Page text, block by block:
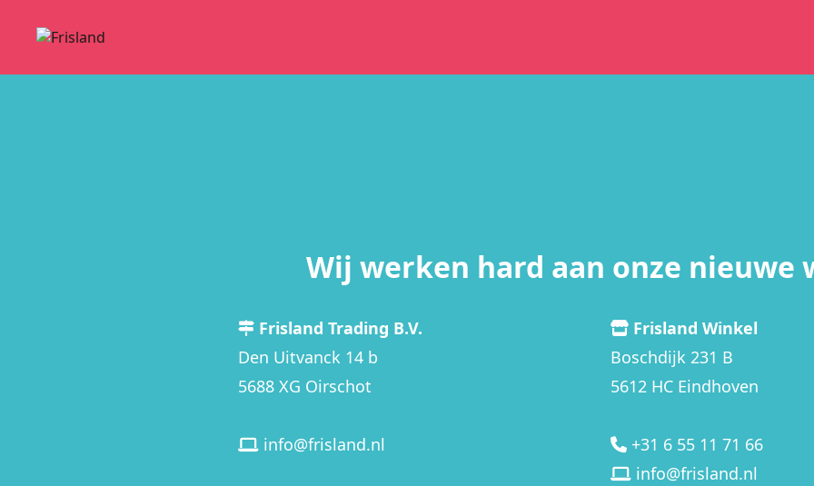
Wij werken hard aan onze nieuwe
Frisland Trading B.V.
Den Uitvanck 14 b
5688 XG Oirschot
info@frisland.nl
Frisland Winkel
Boschdijk 231 B
5612 HC Eindhoven
+31 6 55 11 71 66
info@frisland.nl